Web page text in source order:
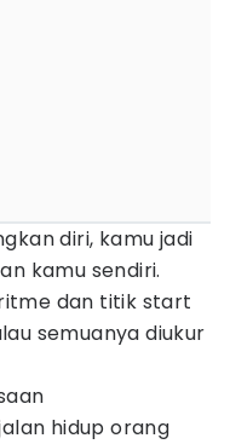
diri, kamu jadi
kamu sendiri.
dan titik start
semuanya diukur
hidup orang